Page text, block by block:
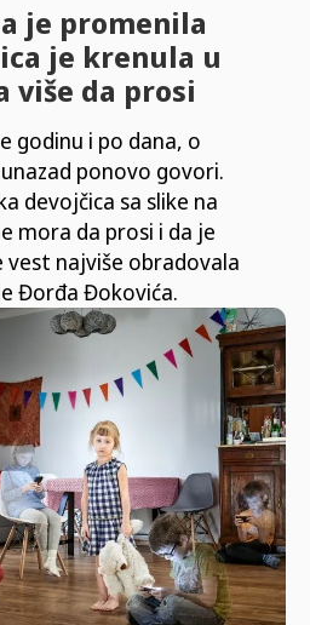
je promenila
je krenula u
više da prosi
godinu i po dana, o
ponovo govori.
devojčica sa slike na
mora da prosi i da je
vest najviše obradovala
Đorđa Đokovića.